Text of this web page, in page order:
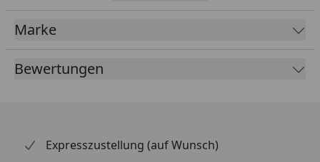
dekorativen Kistenrunden das individuelle Design
der WWOO ab.
Marke
Bewertungen
Expresszustellung (auf Wunsch)